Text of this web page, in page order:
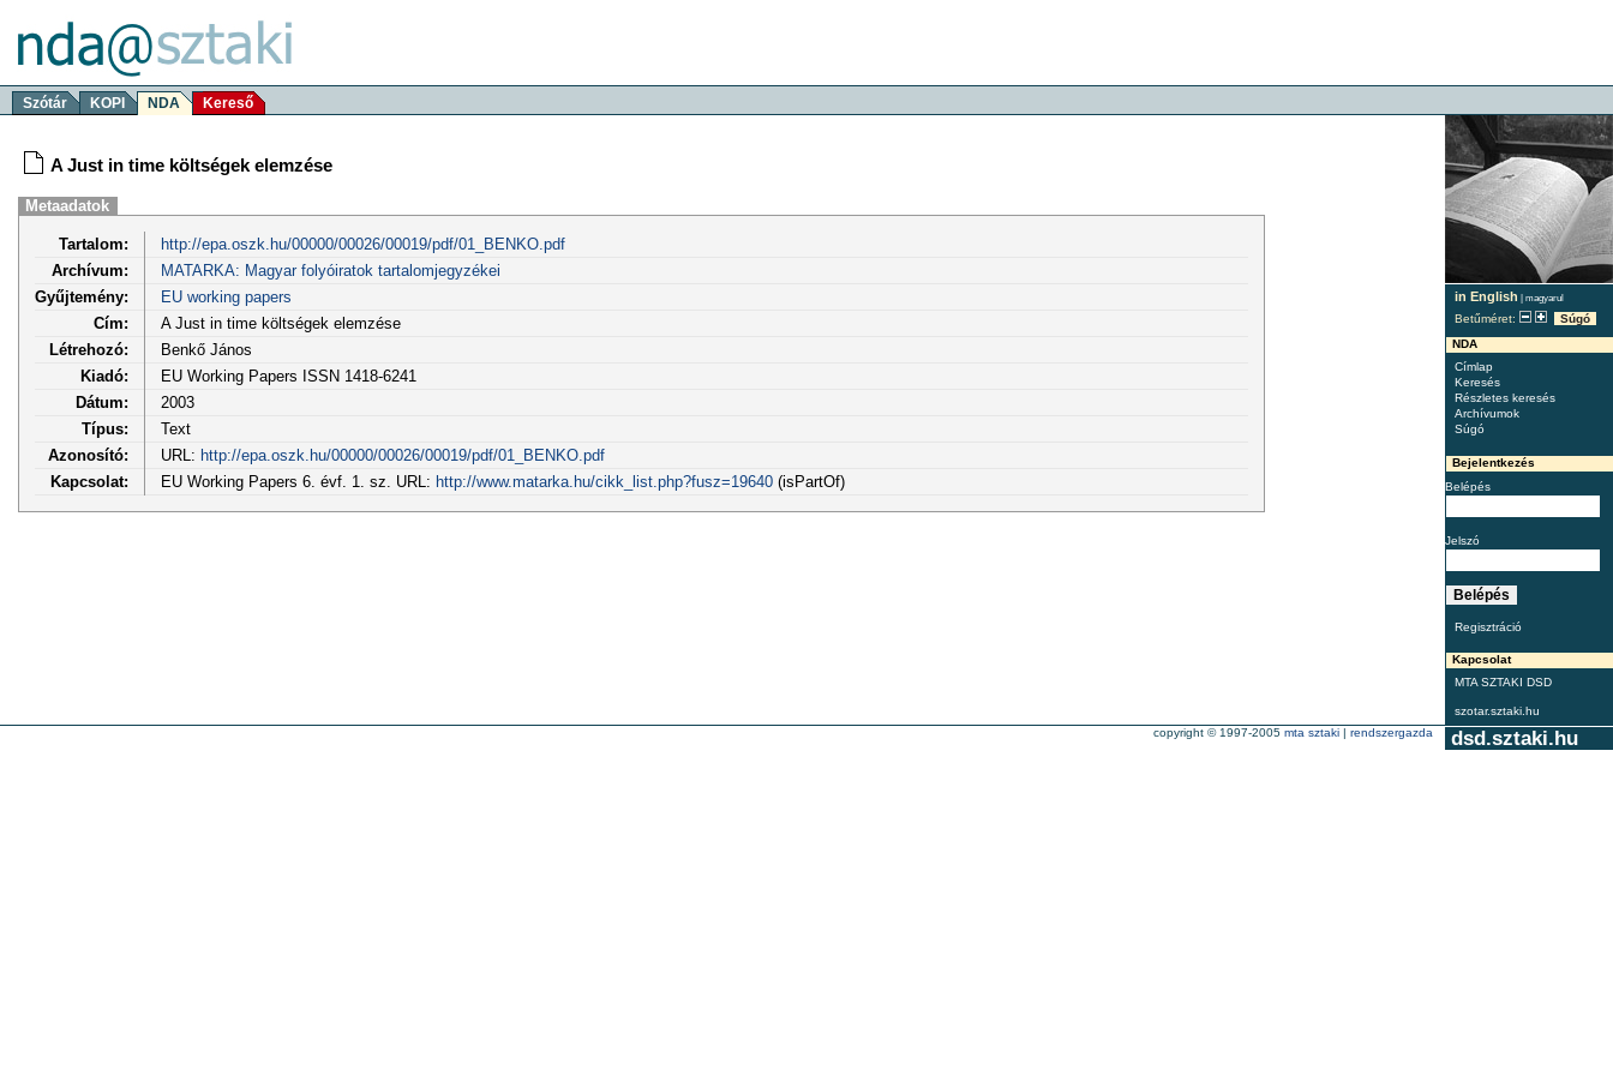
Szótár KOPI NDA Kereső
in English | magyarul
Betűméret:
Súgó
NDA
Címlap
Keresés
Részletes keresés
Archívumok
Súgó
Bejelentkezés
Belépés
Jelszó
Regisztráció
Kapcsolat
MTA SZTAKI DSD
szotar.sztaki.hu
A Just in time költségek elemzése
Metaadatok
Tartalom:
http://epa.oszk.hu/00000/00026/00019/pdf/01_BENKO.pdf
Archívum:
MATARKA: Magyar folyóiratok tartalomjegyzékei
Gyűjtemény:
EU working papers
Cím:
A Just in time költségek elemzése
Létrehozó:
Benkő János
Kiadó:
EU Working Papers ISSN 1418-6241
Dátum:
2003
Típus:
Text
Azonosító:
URL: http://epa.oszk.hu/00000/00026/00019/pdf/01_BENKO.pdf
Kapcsolat:
EU Working Papers 6. évf. 1. sz. URL: http://www.matarka.hu/cikk_list.php?fusz=19640(isPartOf)
dsd.sztaki.hu
copyright © 1997-2005 mta sztaki | rendszergazda